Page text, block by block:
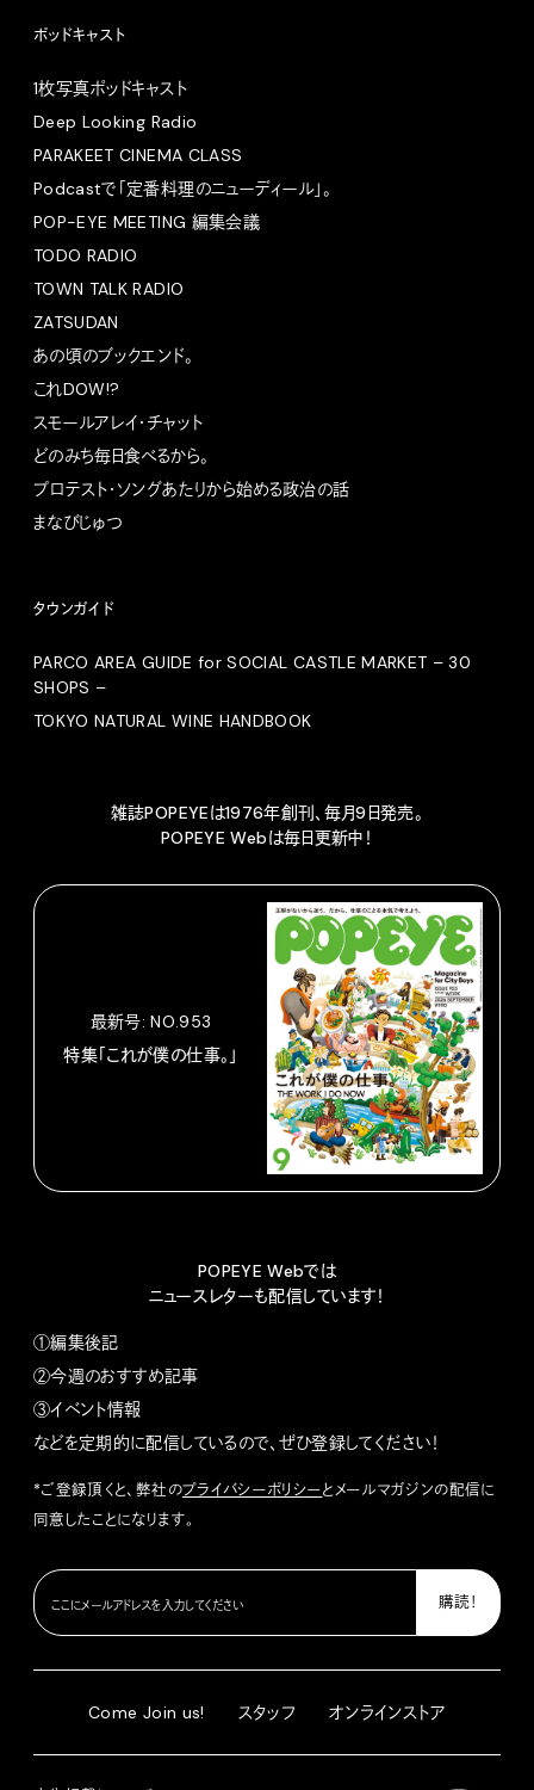
ポッドキャスト
1枚写真ポッドキャスト
Deep Looking Radio
PARAKEET CINEMA CLASS
Podcastで「定番料理のニューディール」。
POP-EYE MEETING 編集会議
TODO RADIO
TOWN TALK RADIO
ZATSUDAN
あの頃のブックエンド。
これDOW!?
スモールアレイ・チャット
どのみち毎日食べるから。
プロテスト・ソングあたりから始める政治の話
まなびじゅつ
タウンガイド
PARCO AREA GUIDE for SOCIAL CASTLE MARKET – 30
SHOPS –
TOKYO NATURAL WINE HANDBOOK
雑誌POPEYEは1976年創刊、毎月9日発売。
POPEYE Webは毎日更新中！
最新号: NO.953
特集「これが僕の仕事。」
POPEYE Webでは
ニュースレターも配信しています！
①編集後記
②今週のおすすめ記事
③イベント情報
などを定期的に配信しているので、ぜひ登録してください！
*ご登録頂くと、弊社のプライバシーポリシーとメールマガジンの配信に
同意したことになります。
Come Join us! スタッフ オンラインストア